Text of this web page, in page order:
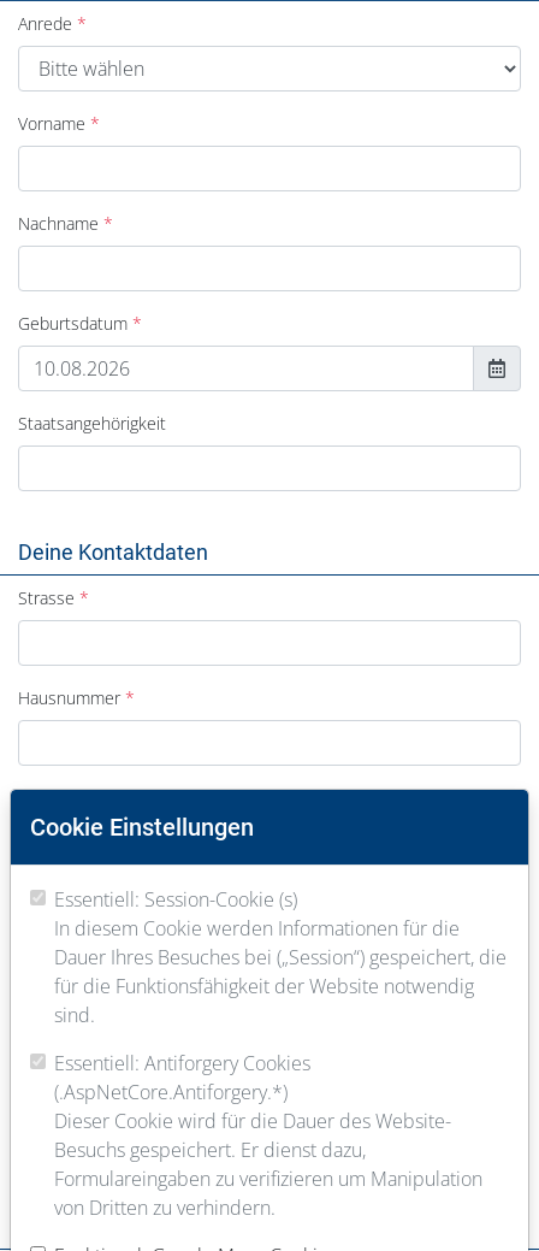
Anrede
Vorname
Nachname
Geburtsdatum
Staatsangehörigkeit
Deine Kontaktdaten
Strasse
Hausnummer
PLZ
Ort
E-Mail
Telefon
Cookie Einstellungen
Essentiell: Session-Cookie (s)
In diesem Cookie werden Informationen für die
Dauer Ihres Besuches bei („Session“) gespeichert, die
für die Funktionsfähigkeit der Website notwendig
sind.
Essentiell: Antiforgery Cookies
(.AspNetCore.Antiforgery.*)
Dieser Cookie wird für die Dauer des Website-
Besuchs gespeichert. Er dienst dazu,
Formulareingaben zu verifizieren um Manipulation
von Dritten zu verhindern.